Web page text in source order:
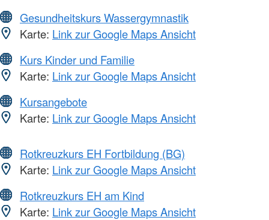
Gesundheitskurs Wassergymnastik
Karte: Link zur Google Maps Ansicht
Kurs Kinder und Familie
Karte: Link zur Google Maps Ansicht
Kursangebote
Karte: Link zur Google Maps Ansicht
Rotkreuzkurs EH Fortbildung (BG)
Karte: Link zur Google Maps Ansicht
Rotkreuzkurs EH am Kind
Karte: Link zur Google Maps Ansicht